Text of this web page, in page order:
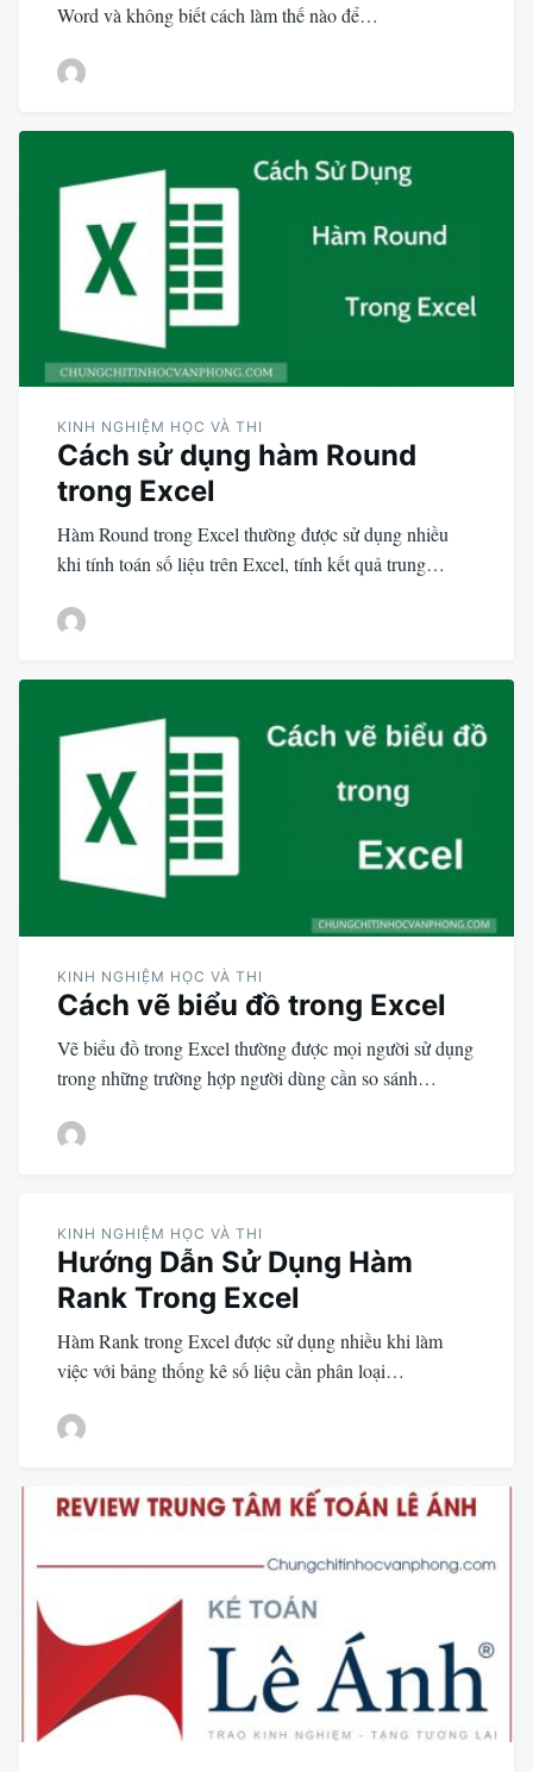
Word và không biết cách làm thế nào để…
KINH NGHIỆM HỌC VÀ THI
Cách sử dụng hàm Round
trong Excel
Hàm Round trong Excel thường được sử dụng nhiều
khi tính toán số liệu trên Excel, tính kết quả trung…
KINH NGHIỆM HỌC VÀ THI
Cách vẽ biểu đồ trong Excel
Vẽ biểu đồ trong Excel thường được mọi người sử dụng
trong những trường hợp người dùng cần so sánh…
KINH NGHIỆM HỌC VÀ THI
Hướng Dẫn Sử Dụng Hàm
Rank Trong Excel
Hàm Rank trong Excel được sử dụng nhiều khi làm
việc với bảng thống kê số liệu cần phân loại…